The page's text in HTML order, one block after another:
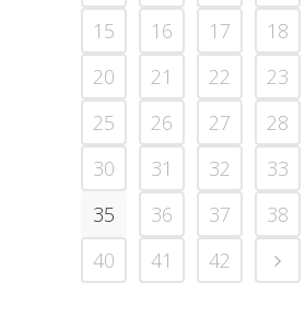
15
16 17 18
20
21 22 23
25
26 27 28
30
31 32 33
35
36 37 38
40
41 42